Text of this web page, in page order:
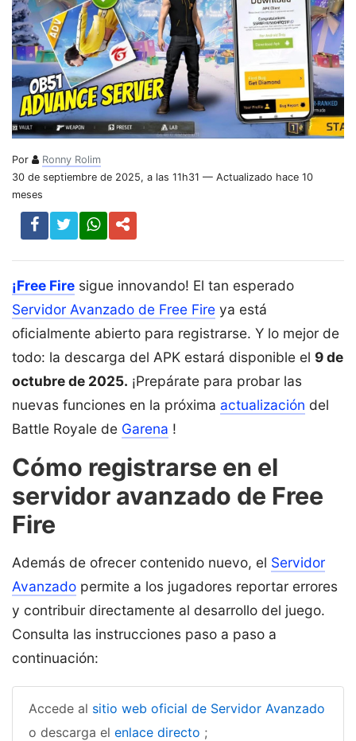
Por
Ronny Rolim
30 de septiembre de 2025, a las 11h31 — Actualizado hace 10
meses
¡Free Fire sigue innovando! El tan esperado
Servidor Avanzado de Free Fire ya está
oficialmente abierto para registrarse. Y lo mejor de
todo: la descarga del APK estará disponible el 9 de
octubre de 2025. ¡Prepárate para probar las
nuevas funciones en la próxima actualización del
Battle Royale de Garena !
Cómo registrarse en el
servidor avanzado de Free
Fire
Además de ofrecer contenido nuevo, el Servidor
Avanzado permite a los jugadores reportar errores
y contribuir directamente al desarrollo del juego.
Consulta las instrucciones paso a paso a
continuación:
Accede al sitio web oficial de Servidor Avanzado
o descarga el enlace directo ;